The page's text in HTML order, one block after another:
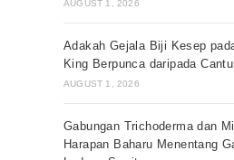
AUGUST 1, 2026
Adakah Gejala Biji Kesep
King Berpunca daripada
AUGUST 1, 2026
Gabungan Trichoderma dan
Harapan Baharu Menentang